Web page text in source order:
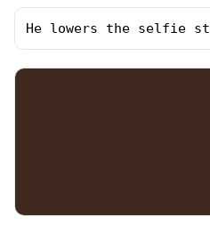
He lowers the selfie